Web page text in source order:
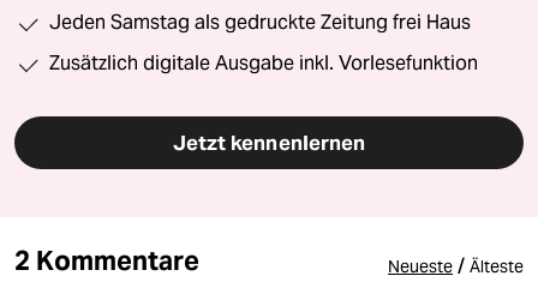
Jeden Samstag als gedruckte Zeitung frei Haus
Zusätzlich digitale Ausgabe inkl. Vorlesefunktion
Jetzt kennenlernen
2 Kommentare Neueste / Älteste